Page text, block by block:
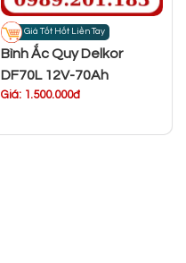
Giá Tốt Hốt Liền Tay
Bình Ắc Quy Delkor
DF70L 12V-70Ah
Giá: 1.500.000đ